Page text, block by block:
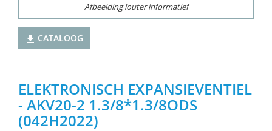
Afbeelding louter informatief
CATALOOG
ELEKTRONISCH EXPANSIEVENTIEL
- AKV20-2 1.3/8*1.3/8ODS
(042H2022)